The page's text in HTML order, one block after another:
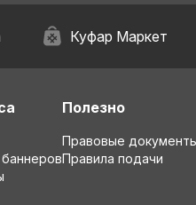
Куфар Маркет
Полезно
Правовые
Правила подачи